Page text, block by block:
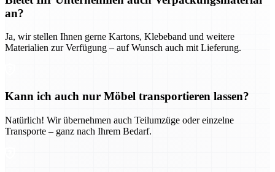
an?
Ja, wir stellen Ihnen gerne Kartons, Klebeband und weitere
Materialien zur Verfügung – auf Wunsch auch mit Lieferung.
Kann ich auch nur Möbel transportieren lassen?
Natürlich! Wir übernehmen auch Teilumzüge oder einzelne
Transporte – ganz nach Ihrem Bedarf.